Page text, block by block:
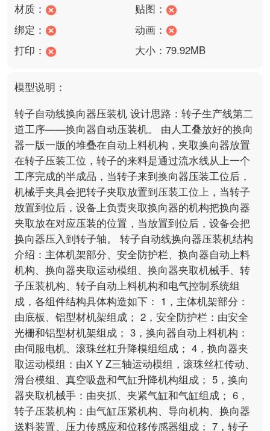
材质：
贴图：
绑定：
动画：
打印：
大小：79.92MB
模型说明：
转子自动线换向器压装机 设计思路：转子生产线第二
道工序——换向器自动压装机。 由人工叠放好的换向
器一版一版的堆叠在自动上料机构，夹取换向器放置
在转子压装工位，转子的来料是通过流水线从上一个
工序完成的半成品，当转子来到换向器压装工位后，
机械手夹具会把转子夹取放置到压装工位上，当转子
放置到位后，设备上负责夹取换向器的机构把换向器
夹取放在对应压装的位置，当放置到位后，设备会把
换向器压入到转子轴。 转子自动线换向器压装机结构
介绍：主体机架部分、安全防护栏、换向器自动上料
机构、换向器夹取运动模组、换向器夹取机械手、转
子压装机构、转子自动上料机构和电气控制系统组
成，各组件结构具体构造如下： 1，主体机架部分：
由底板、铝型材机架组成； 2，安全防护栏：由安全
光栅和铝型材机架组成； 3，换向器自动上料机构：
由伺服电机、滚珠丝杠升降模组组成； 4，换向器夹
取运动模组：由X Y Z三轴运动模组，滚珠丝杠传动、
滑台模组、真空吸盘和气缸升降机构组成； 5，换向
器夹取机械手：由夹抓、夹紧气缸和气缸组成； 6，
转子压装机构：由气缸压紧机构、导向机构、换向器
送料装置、压力传感应和位移传感器组成； 7，转子